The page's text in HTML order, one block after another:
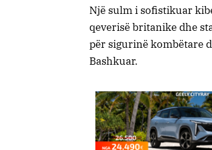
Një sulm i sofistikuar
qeverisë britanike dhe
për sigurinë kombëtare
Bashkuar.